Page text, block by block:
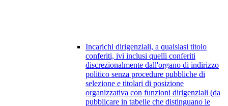
Incarichi dirigenziali, a qualsiasi titolo
conferiti, ivi inclusi quelli conferiti
discrezionalmente dall'organo di indirizzo
politico senza procedure pubbliche di
selezione e titolari di posizione
organizzativa con funzioni dirigenziali (da
pubblicare in tabelle che distinguano le